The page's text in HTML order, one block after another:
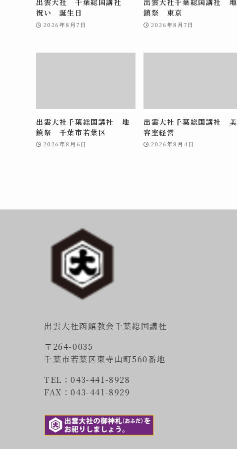
祝い 誕生日
2026年8月7日
鎮祭 東京
2026年8月7日
出雲大社千葉総国講社 地
鎮祭 千葉市若葉区
2026年8月6日
出雲大社千葉総国講社 美
容室経営
2026年8月4日
出雲大社函館教会千葉総国講社
〒264-0035
千葉市若葉区東寺山町560番地
TEL：043-441-8928
FAX：043-441-8929